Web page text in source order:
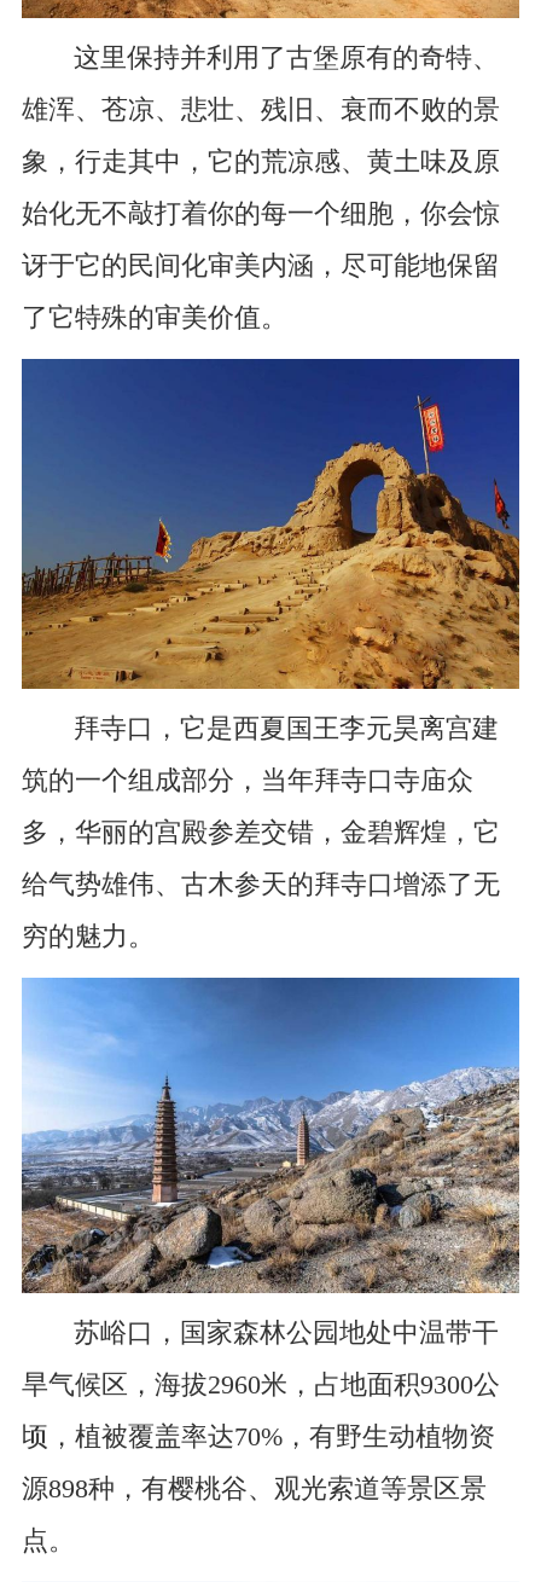
这里保持并利用了古堡原有的奇特、
雄浑、苍凉、悲壮、残旧、衰而不败的景
象，行走其中，它的荒凉感、黄土味及原
始化无不敲打着你的每一个细胞，你会惊
讶于它的民间化审美内涵，尽可能地保留
了它特殊的审美价值。
拜寺口，它是西夏国王李元昊离宫建
筑的一个组成部分，当年拜寺口寺庙众
多，华丽的宫殿参差交错，金碧辉煌，它
给气势雄伟、古木参天的拜寺口增添了无
穷的魅力。
苏峪口，国家森林公园地处中温带干
旱气候区，海拔2960米，占地面积9300公
顷，植被覆盖率达70%，有野生动植物资
源898种，有樱桃谷、观光索道等景区景
点。